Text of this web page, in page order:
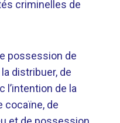
criminelles de
possession de
distribuer, de
l’intention de la
cocaïne, de